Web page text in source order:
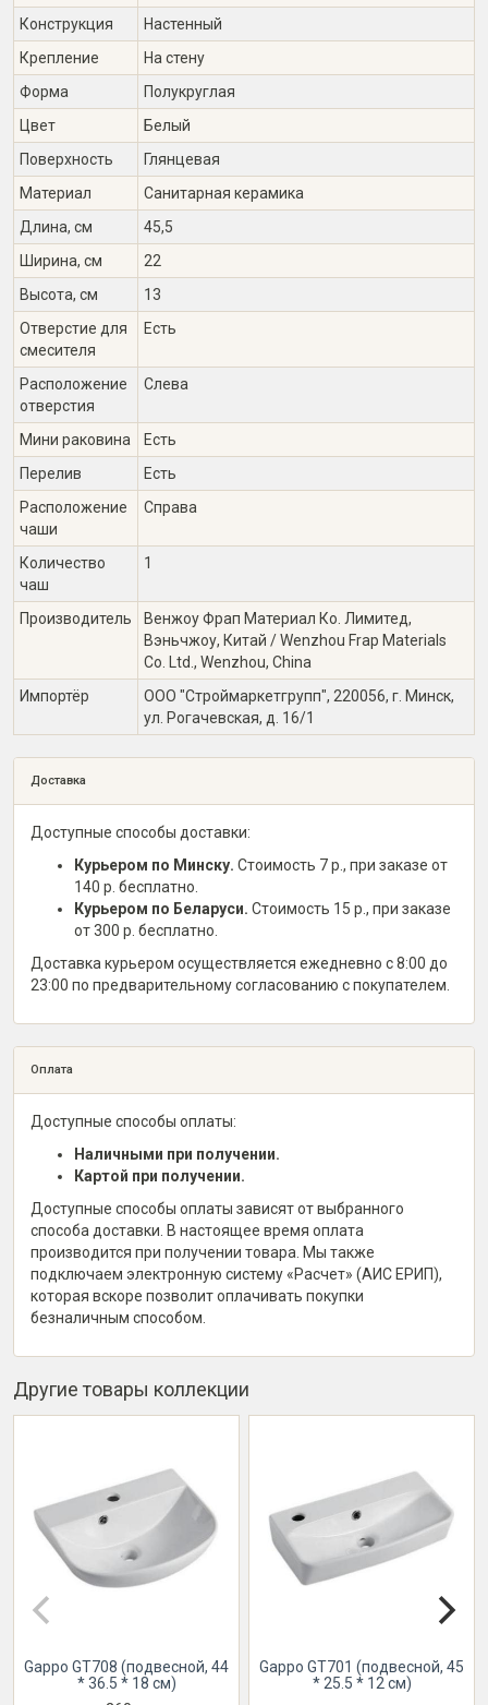
Конструкция
Настенный
Крепление
На стену
Форма
Полукруглая
Цвет
Белый
Поверхность
Глянцевая
Материал
Санитарная керамика
Длина, см
45,5
Ширина, см
22
Высота, см
13
Отверстие для
смесителя
Есть
Расположение
отверстия
Слева
Мини раковина
Есть
Перелив
Есть
Расположение
чаши
Справа
Количество
чаш
1
Производитель
Венжоу Фрап Материал Ко. Лимитед,
Вэньчжоу, Китай / Wenzhou Frap Materials
Co. Ltd., Wenzhou, China
Импортёр
ООО "Строймаркетгрупп", 220056, г. Минск,
ул. Рогачевская, д. 16/1
Доставка
Доступные способы доставки:
Курьером по Минску. Стоимость 7 р., при заказе от
140 р. бесплатно.
Курьером по Беларуси. Стоимость 15 р., при заказе
от 300 р. бесплатно.
Доставка курьером осуществляется ежедневно с 8:00 до
23:00 по предварительному согласованию с покупателем.
Оплата
Доступные способы оплаты:
Наличными при получении.
Картой при получении.
Доступные способы оплаты зависят от выбранного
способа доставки. В настоящее время оплата
производится при получении товара. Мы также
подключаем электронную систему «Расчет» (АИС ЕРИП),
которая вскоре позволит оплачивать покупки
безналичным способом.
Другие товары коллекции
Gappo GT708 (подвесной, 44
* 36.5 * 18 см)
Gappo GT701 (подвесной, 45
* 25.5 * 12 см)